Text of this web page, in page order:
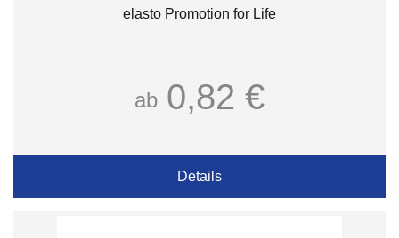
elasto Promotion for Life
ab 0,82 €
Details